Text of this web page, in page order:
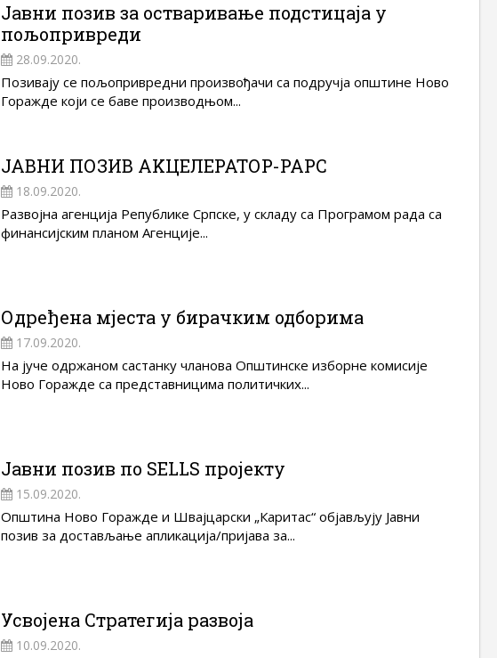
Јавни позив за остваривање подстицаја у
пољопривреди
28.09.2020.
Позивају се пољопривредни произвођачи са подручја општине Ново
Горажде који се баве производњом...
ЈАВНИ ПОЗИВ AKЦЕЛЕРАТОР-РАРС
18.09.2020.
Развојна агенција Републике Српске, у складу са Програмом рада са
финансијским планом Агенције...
Одређена мјеста у бирачким одборима
17.09.2020.
На јуче одржаном састанку чланова Општинске изборне комисије
Ново Горажде са представницима политичких...
Јавни позив по SELLS пројекту
15.09.2020.
Општина Ново Горажде и Швајцарски „Каритас“ објављују Јавни
позив за достављање апликација/пријава за...
Усвојена Стратегија развоја
10.09.2020.